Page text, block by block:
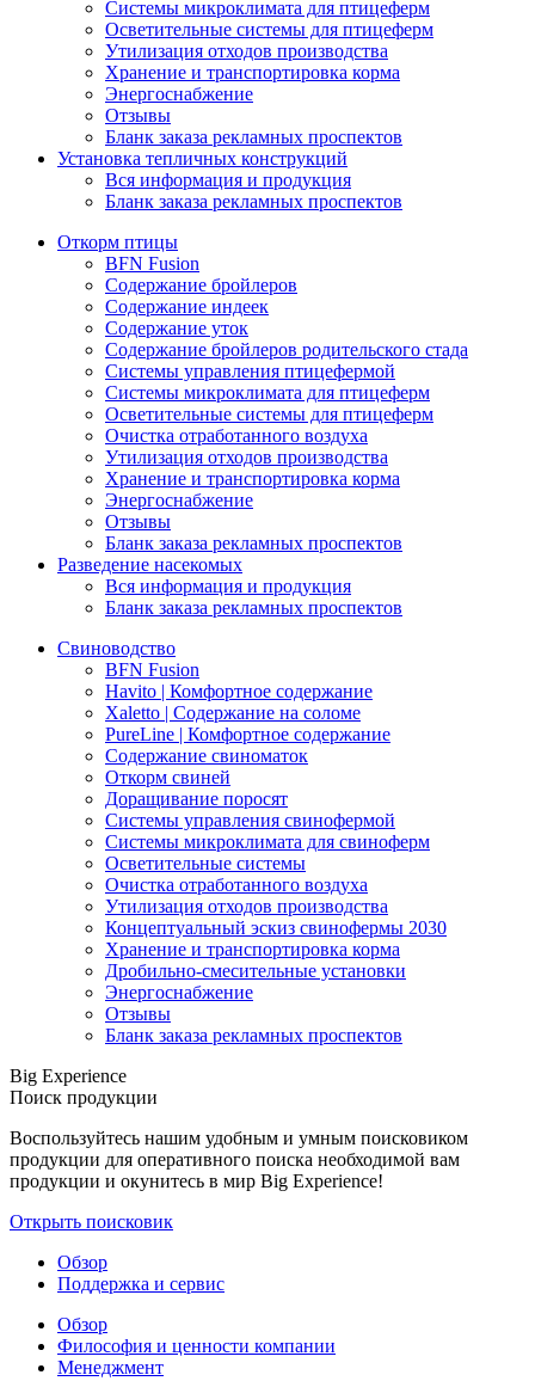
Системы микроклимата для птицеферм
Осветительные системы для птицеферм
Утилизация отходов производства
Хранение и транспортировка корма
Энергоснабжение
Отзывы
Бланк заказа рекламных проспектов
Установка тепличных конструкций
Вся информация и продукция
Бланк заказа рекламных проспектов
Откорм птицы
BFN Fusion
Содержание бройлеров
Содержание индеек
Содержание уток
Содержание бройлеров родительского стада
Системы управления птицефермой
Системы микроклимата для птицеферм
Осветительные системы для птицеферм
Очистка отработанного воздуха
Утилизация отходов производства
Хранение и транспортировка корма
Энергоснабжение
Отзывы
Бланк заказа рекламных проспектов
Разведение насекомых
Вся информация и продукция
Бланк заказа рекламных проспектов
Свиноводство
BFN Fusion
Havito | Комфортное содержание
Xaletto | Содержание на соломе
PureLine | Комфортное содержание
Содержание свиноматок
Откорм свиней
Доращивание поросят
Системы управления свинофермой
Системы микроклимата для свиноферм
Осветительные системы
Очистка отработанного воздуха
Утилизация отходов производства
Концептуальный эскиз свинофермы 2030
Хранение и транспортировка корма
Дробильно-смесительные установки
Энергоснабжение
Отзывы
Бланк заказа рекламных проспектов
Big Experience
Поиск продукции
Воспользуйтесь нашим удобным и умным поисковиком
продукции для оперативного поиска необходимой вам
продукции и окунитесь в мир Big Experience!
Открыть поисковик
Обзор
Поддержка и сервис
Обзор
Философия и ценности компании
Менеджмент